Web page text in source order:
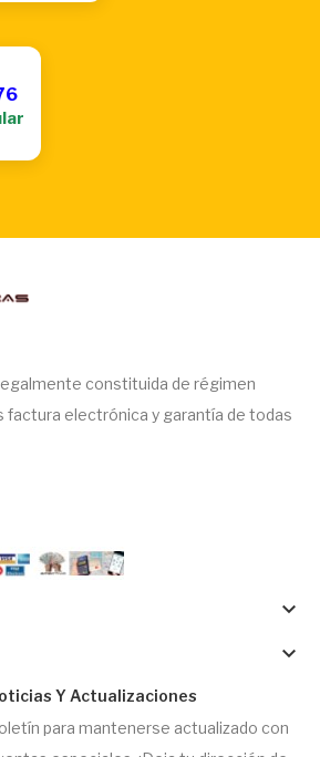
constituida de régimen
factura electrónica y garantía de todas
keyboard_arrow_down
keyboard_arrow_down
Y Actualizaciones
para mantenerse actualizado con